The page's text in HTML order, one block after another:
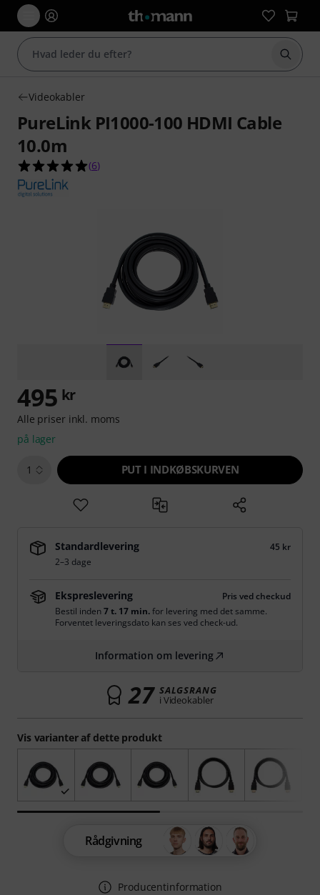
Start
Videokabler
PureLink PI1000-100 HDMI Cable
10.0m
5.0 ud af 5 stjerner fra 6 kundebedømmelser
(6)
Vis varianter af dette produkt
495 kr
Alle priser inkl. moms
på lager
1 PUT I INDKØBSKURVEN
Standardlevering
45 kr
2–3 dage
Ekspreslevering
Pris ved checkud
Bestil inden7 t. 17 min.for levering med det samme.
Forventet leveringsdato kan ses ved check-ud.
Information om levering
27 SALGSRANG
i Videokabler
Rådgivning
Producentinformation